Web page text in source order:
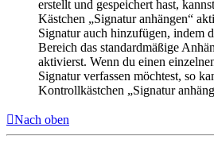
erstellt und gespeichert hast,
Kästchen „Signatur anhängen“
Signatur auch hinzufügen, indem
Bereich das standardmäßige
aktivierst. Wenn du einen
Signatur verfassen möchtest, so
Kontrollkästchen „Signatur
Nach oben